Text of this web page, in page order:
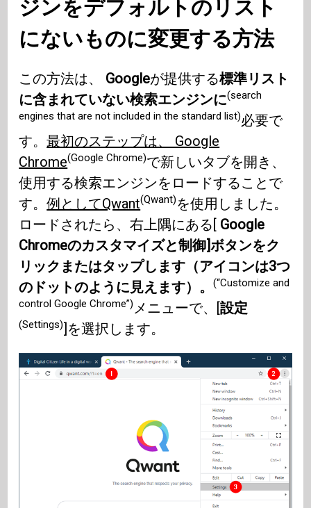
ジンをデフォルトのリスト
にないものに変更する方法
この方法は、 Googleが提供する標準リスト
に含まれていない検索エンジンに(search
engines that are not included in the standard list)必要で
す。最初のステップは、 Google
Chrome(Google Chrome)で新しいタブを開き、
使用する検索エンジンをロードすることで
す。例としてQwant(Qwant)を使用しました。
ロードされたら、右上隅にある[ Google
Chromeのカスタマイズと制御]ボタンをク
リックまたはタップします（アイコンは3つ
のドットのように見えます）。(“Customize and
control Google Chrome”)メニューで、[設定
(Settings)]を選択します。